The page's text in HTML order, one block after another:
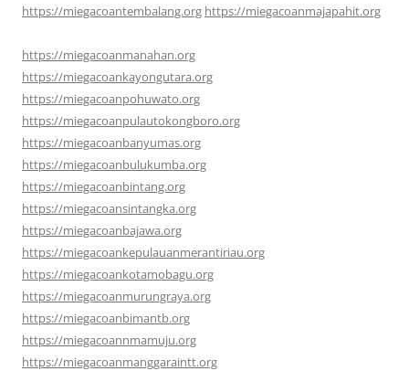
https://miegacoantembalang.org https://miegacoanmajapahit.org
https://miegacoanmanahan.org
https://miegacoankayongutara.org
https://miegacoanpohuwato.org
https://miegacoanpulautokongboro.org
https://miegacoanbanyumas.org
https://miegacoanbulukumba.org
https://miegacoanbintang.org
https://miegacoansintangka.org
https://miegacoanbajawa.org
https://miegacoankepulauanmerantiriau.org
https://miegacoankotamobagu.org
https://miegacoanmurungraya.org
https://miegacoanbimantb.org
https://miegacoannmamuju.org
https://miegacoanmanggaraintt.org